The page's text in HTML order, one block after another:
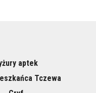
aptek
Tczewa